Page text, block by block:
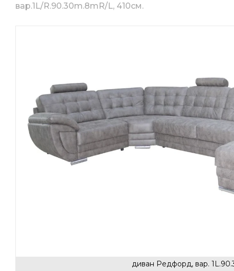
вар.1L/R.90.30m.8mR/L, 410см.
диван Редфорд, вар.